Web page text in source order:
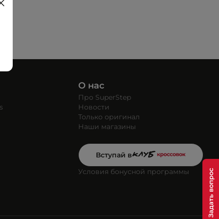
О нас
Про SuperStep
Новости
Только оригинал
Наши магазины
Вступай в
Условия бонусной программы